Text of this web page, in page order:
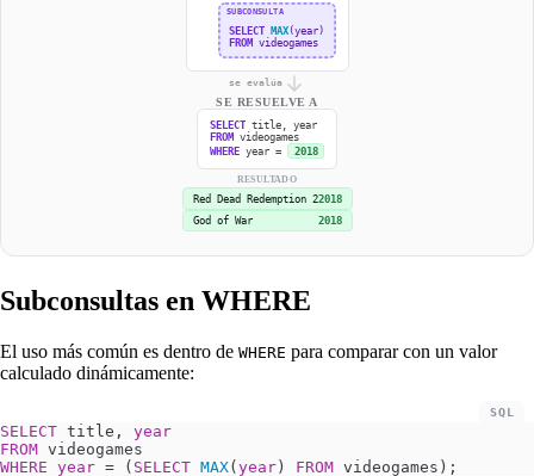
SUBCONSULTA
SELECT MAX (year)
FROM videogames
se evalúa
SE RESUELVE A
SELECTtitle, year
FROM videogames
WHEREyear = 2018
RESULTADO
Red Dead Redemption 22018
God of War
2018
Subconsultas en WHERE
El uso más común es dentro de WHERE para comparar con un valor
calculado dinámicamente:
SELECT title, year
FROM videogames
WHERE year = ( SELECT MAX( year ) FROM videogames);
SQL